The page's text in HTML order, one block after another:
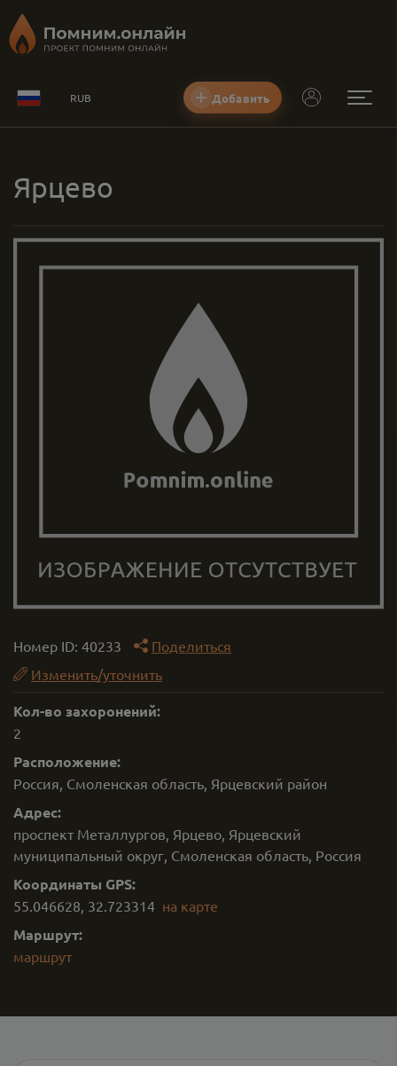
RUB Добавить
Ярцево
Номер ID: 40233
Поделиться
Изменить/уточнить
Кол-во захоронений:
2
Расположение:
Россия, Смоленская область, Ярцевский район
Адрес:
проспект Металлургов, Ярцево, Ярцевский
муниципальный округ, Смоленская область, Россия
Координаты GPS:
55.046628, 32.723314 на карте
Маршрут:
маршрут